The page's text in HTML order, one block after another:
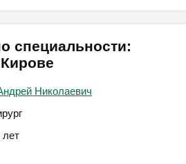
специальности:
Николаевич
лет